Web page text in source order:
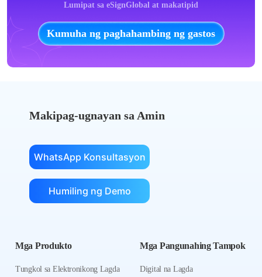
Lumipat sa eSignGlobal at makatipid
Kumuha ng paghahambing ng gastos
Makipag-ugnayan sa Amin
WhatsApp Konsultasyon
Humiling ng Demo
Mga Produkto
Tungkol sa Elektronikong Lagda
Mga Pangunahing Tampok
Digital na Lagda